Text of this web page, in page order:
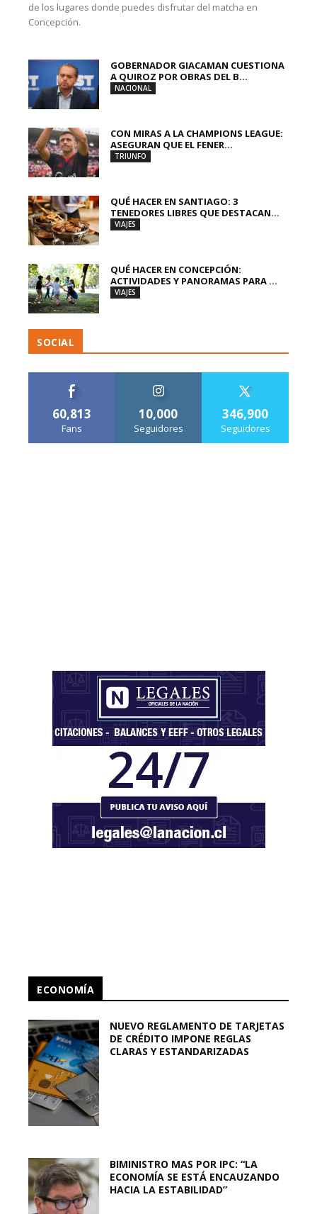
de los lugares donde puedes disfrutar del matcha en
Concepción.
GOBERNADOR GIACAMAN CUESTIONA
A QUIROZ POR OBRAS DEL B...
NACIONAL
CON MIRAS A LA CHAMPIONS LEAGUE:
ASEGURAN QUE EL FENER...
TRIUNFO
QUÉ HACER EN SANTIAGO: 3
TENEDORES LIBRES QUE DESTACAN...
VIAJES
QUÉ HACER EN CONCEPCIÓN:
ACTIVIDADES Y PANORAMAS PARA ...
VIAJES
SOCIAL
60,813
Fans
10,000
Seguidores
346,900
Seguidores
ECONOMÍA
NUEVO REGLAMENTO DE TARJETAS
DE CRÉDITO IMPONE REGLAS
CLARAS Y ESTANDARIZADAS
BIMINISTRO MAS POR IPC: “LA
ECONOMÍA SE ESTÁ ENCAUZANDO
HACIA LA ESTABILIDAD”